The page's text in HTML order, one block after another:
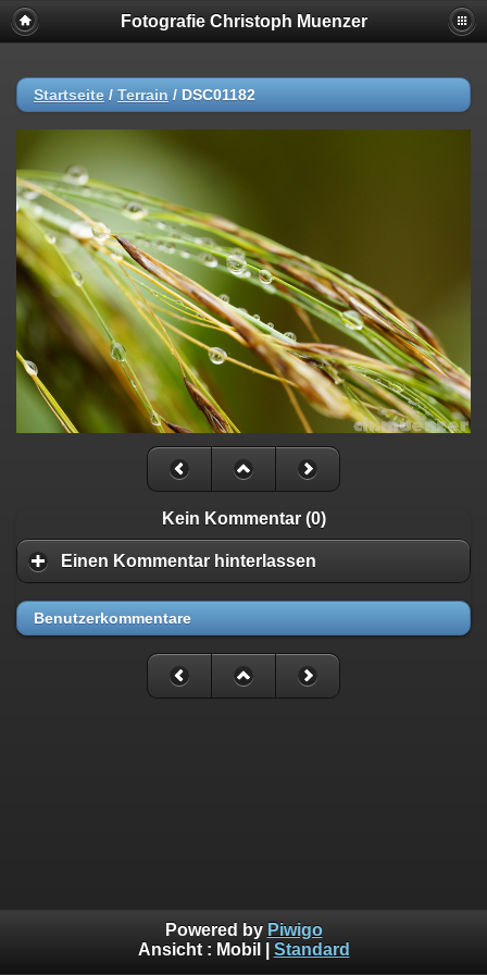
Fotografie Christoph Muenzer
Startseite / Terrain / DSC01182
Kein Kommentar (0)
Einen Kommentar hinterlassen
Benutzerkommentare
Powered by Piwigo
Ansicht : Mobil Standard